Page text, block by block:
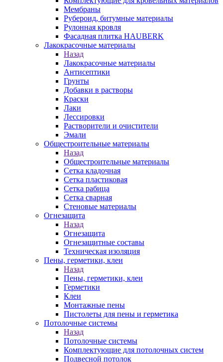
Мембраны
Рубероид, битумные материалы
Рулонная кровля
Фасадная плитка HAUBERK
Лакокрасочные материалы
Назад
Лакокрасочные материалы
Антисептики
Грунты
Добавки в растворы
Краски
Лаки
Лессировки
Растворители и очистители
Эмали
Общестроительные материалы
Назад
Общестроительные материалы
Сетка кладочная
Сетка пластиковая
Сетка рабица
Сетка сварная
Стеновые материалы
Огнезащита
Назад
Огнезащита
Огнезащитные составы
Техническая изоляция
Пены, герметики, клеи
Назад
Пены, герметики, клеи
Герметики
Клеи
Монтажные пены
Пистолеты для пены и герметика
Потолочные системы
Назад
Потолочные системы
Комплектующие для потолочных систем
Подвесной потолок